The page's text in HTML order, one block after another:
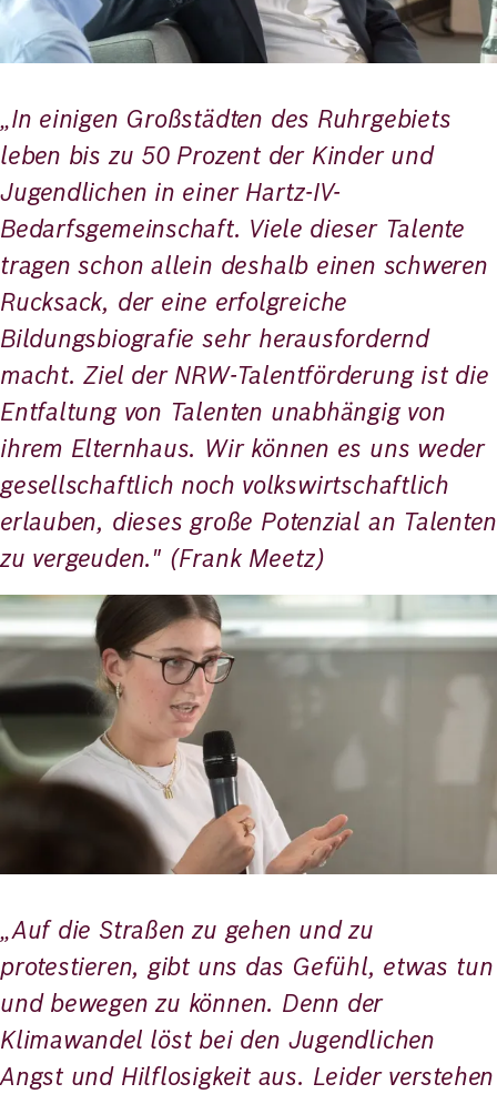
„In einigen Großstädten des Ruhrgebiets
leben bis zu 50 Prozent der Kinder und
Jugendlichen in einer Hartz-IV-
Bedarfsgemeinschaft. Viele dieser Talente
tragen schon allein deshalb einen schweren
Rucksack, der eine erfolgreiche
Bildungsbiografie sehr herausfordernd
macht. Ziel der NRW-Talentförderung ist die
Entfaltung von Talenten unabhängig von
ihrem Elternhaus. Wir können es uns weder
gesellschaftlich noch volkswirtschaftlich
erlauben, dieses große Potenzial an Talenten
zu vergeuden." (Frank Meetz)
Bild
„Auf die Straßen zu gehen und zu
protestieren, gibt uns das Gefühl, etwas tun
und bewegen zu können. Denn der
Klimawandel löst bei den Jugendlichen
Angst und Hilflosigkeit aus. Leider verstehen